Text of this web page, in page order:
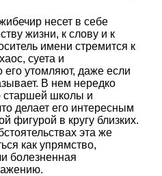
несет в себе
жизни, к слову и к
имени стремится к
суета и
его утомляют, даже если
В нем нередко
старшей школы и
делает его интересным
фигурой в кругу близких.
эта же
как упрямство,
болезненная